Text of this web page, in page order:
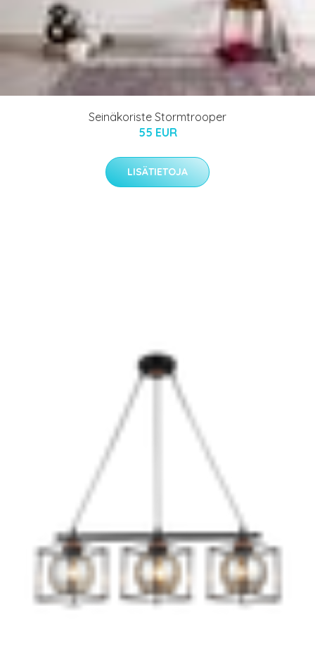
Seinäkoriste Stormtrooper
55 EUR
LISÄTIETOJA